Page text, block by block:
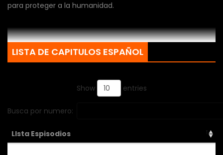
para proteger a la humanidad.
LISTA DE CAPITULOS ESPAÑOL
Show entries
Busca por numero:
LIsta Espisodios